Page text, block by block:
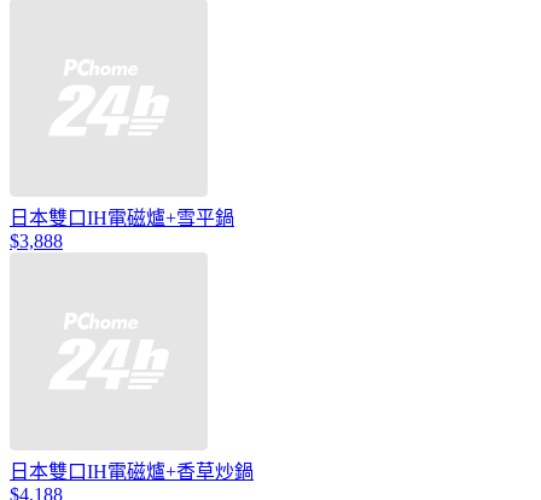
日本雙口IH電磁爐+雪平鍋
$3,888
日本雙口IH電磁爐+香草炒鍋
$4,188